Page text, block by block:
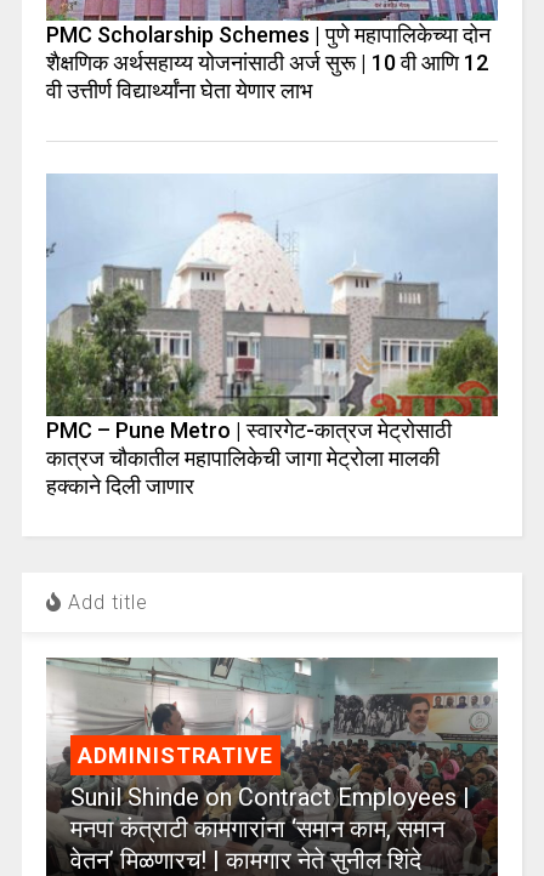
PMC Scholarship Schemes | पुणे महापालिकेच्या दोन
शैक्षणिक अर्थसहाय्य योजनांसाठी अर्ज सुरू | 10 वी आणि 12
वी उत्तीर्ण विद्यार्थ्यांना घेता येणार लाभ
PMC – Pune Metro | स्वारगेट-कात्रज मेट्रोसाठी
कात्रज चौकातील महापालिकेची जागा मेट्रोला मालकी
हक्काने दिली जाणार
Add title
ADMINISTRATIVE
Sunil Shinde on Contract Employees |
मनपा कंत्राटी कामगारांना ‘समान काम, समान
वेतन’ मिळणारच! | कामगार नेते सुनील शिंदे